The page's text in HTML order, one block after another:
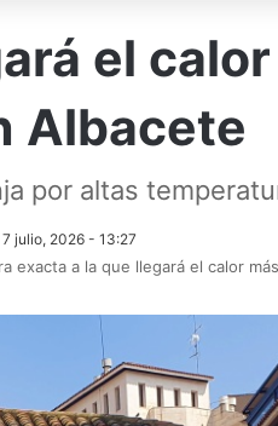
el
Albacete
por altas
7 julio, 2026 - 13:27
exacta a la que llegará el calor